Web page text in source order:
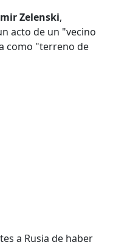
Zelenski,
acto de un "vecino
como "terreno de
a Rusia de haber